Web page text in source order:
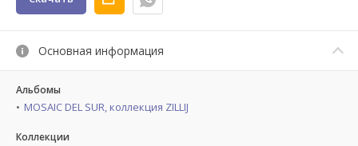
Основная информация
Альбомы
MOSAIC DEL SUR, коллекция ZILLIJ
Коллекции